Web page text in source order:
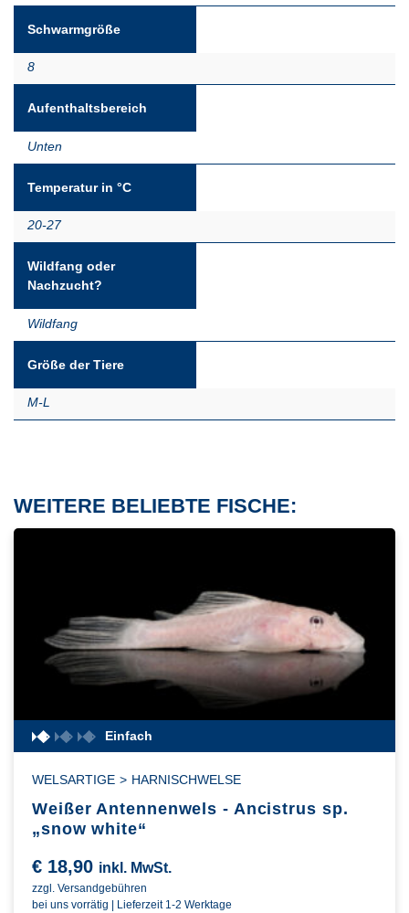
Schwarmgröße
8
Aufenthaltsbereich
Unten
Temperatur in °C
20-27
Wildfang oder
Nachzucht?
Wildfang
Größe der Tiere
M-L
WEITERE BELIEBTE FISCHE:
Einfach
WELSARTIGE > HARNISCHWELSE
Weißer Antennenwels - Ancistrus sp.
„snow white“
€ 18,90 inkl. MwSt.
zzgl. Versandgebühren
bei uns vorrätig | Lieferzeit 1-2 Werktage